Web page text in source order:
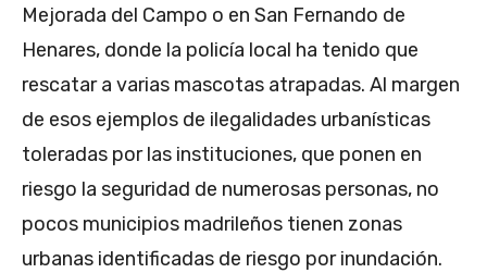
Mejorada del Campo o en San Fernando de
Henares, donde la policía local ha tenido que
rescatar a varias mascotas atrapadas. Al margen
de esos ejemplos de ilegalidades urbanísticas
toleradas por las instituciones, que ponen en
riesgo la seguridad de numerosas personas, no
pocos municipios madrileños tienen zonas
urbanas identificadas de riesgo por inundación.